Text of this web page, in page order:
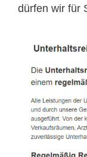
dürfen wir für